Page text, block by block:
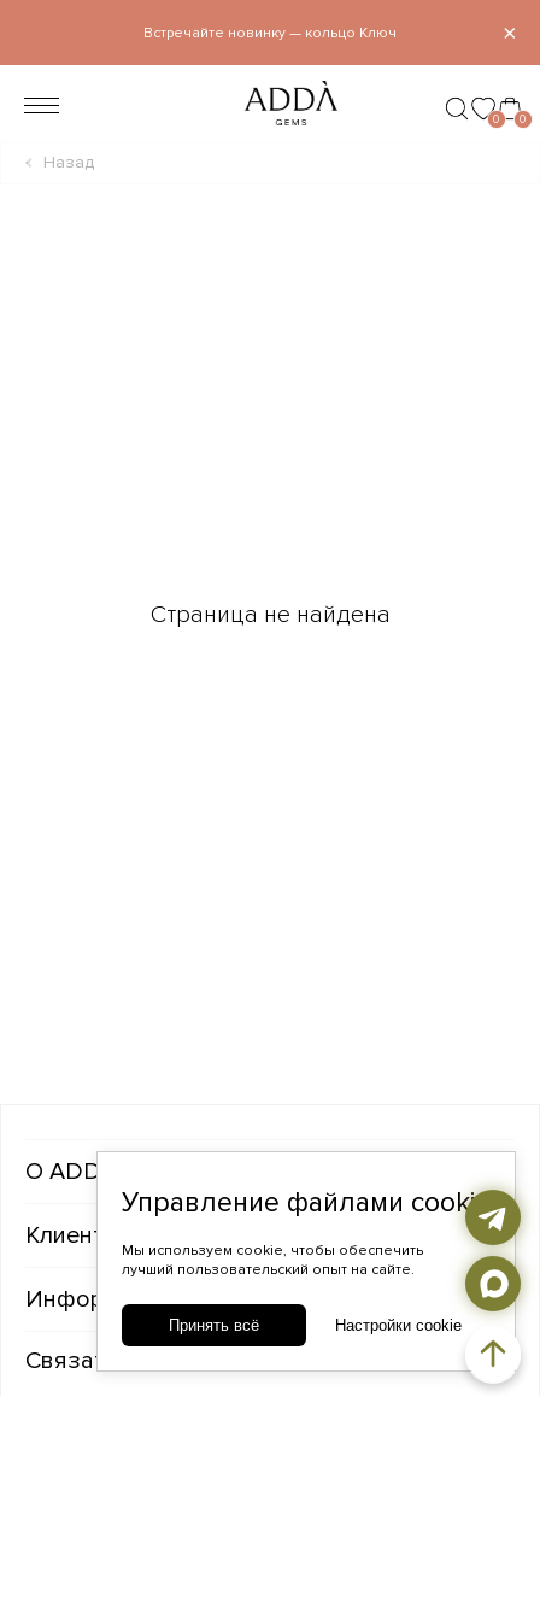
×
Встречайте новинку — кольцо Ключ
0 0
Назад
Страница не найдена
ADDA gems
Клиентам
Информация
Связаться с нами
Управление файлами cookie
Мы используем cookie, чтобы обеспечить
лучший пользовательский опыт на сайте.
Принять всё Настройки cookie